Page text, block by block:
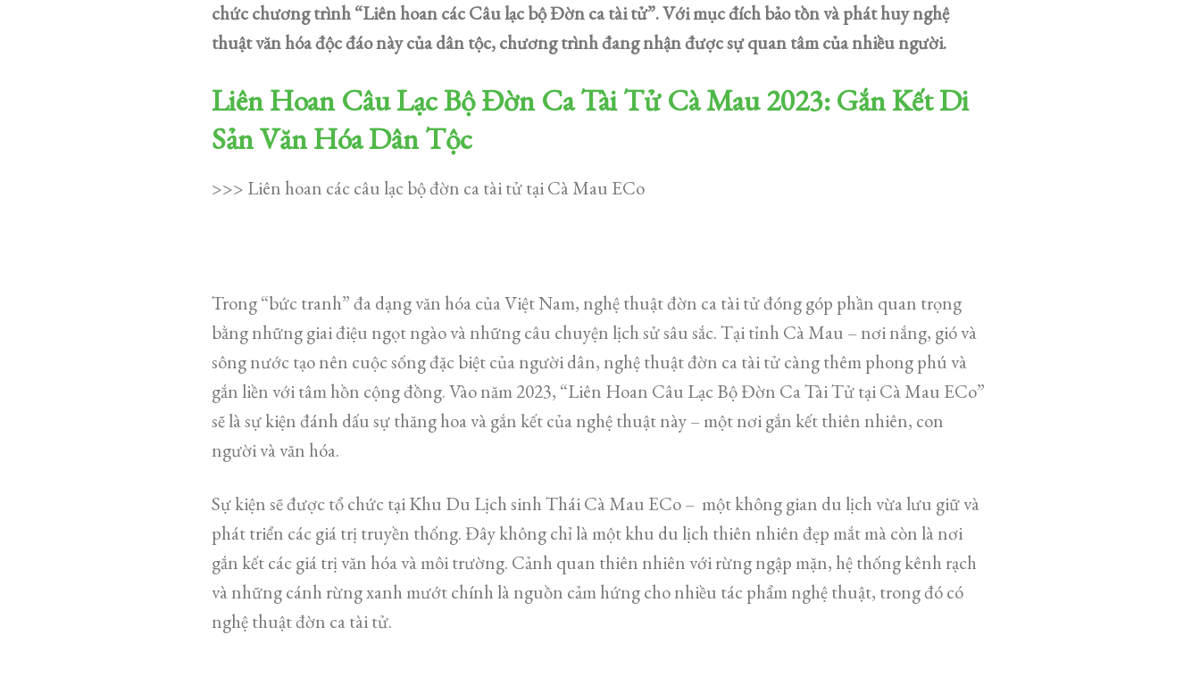
chức chương trình “Liên hoan các Câu lạc bộ Đờn ca tài tử”. Với mục đích bảo tồn và phát huy nghệ
thuật văn hóa độc đáo này của dân tộc, chương trình đang nhận được sự quan tâm của nhiều người.
Liên Hoan Câu Lạc Bộ Đờn Ca Tài Tử Cà Mau 2023: Gắn Kết Di
Sản Văn Hóa Dân Tộc
>>> Liên hoan các câu lạc bộ đờn ca tài tử tại Cà Mau ECo
Trong “bức tranh” đa dạng văn hóa của Việt Nam, nghệ thuật đờn ca tài tử đóng góp phần quan trọng
bằng những giai điệu ngọt ngào và những câu chuyện lịch sử sâu sắc. Tại tỉnh Cà Mau – nơi nắng, gió và
sông nước tạo nên cuộc sống đặc biệt của người dân, nghệ thuật đờn ca tài tử càng thêm phong phú và
gắn liền với tâm hồn cộng đồng. Vào năm 2023, “Liên Hoan Câu Lạc Bộ Đờn Ca Tài Tử tại Cà Mau ECo”
sẽ là sự kiện đánh dấu sự thăng hoa và gắn kết của nghệ thuật này – một nơi gắn kết thiên nhiên, con
người và văn hóa.
Sự kiện sẽ được tổ chức tại Khu Du Lịch sinh Thái Cà Mau ECo – một không gian du lịch vừa lưu giữ và
phát triển các giá trị truyền thống. Đây không chỉ là một khu du lịch thiên nhiên đẹp mắt mà còn là nơi
gắn kết các giá trị văn hóa và môi trường. Cảnh quan thiên nhiên với rừng ngập mặn, hệ thống kênh rạch
và những cánh rừng xanh mướt chính là nguồn cảm hứng cho nhiều tác phẩm nghệ thuật, trong đó có
nghệ thuật đờn ca tài tử.